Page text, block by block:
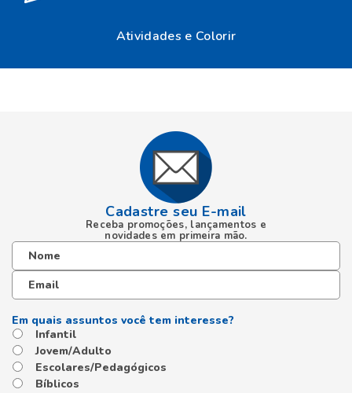
Cadastre seu E-mail
Receba promoções, lançamentos e
novidades em primeira mão.
Infantil
Jovem/Adulto
Escolares/Pedagógicos
Bíblicos